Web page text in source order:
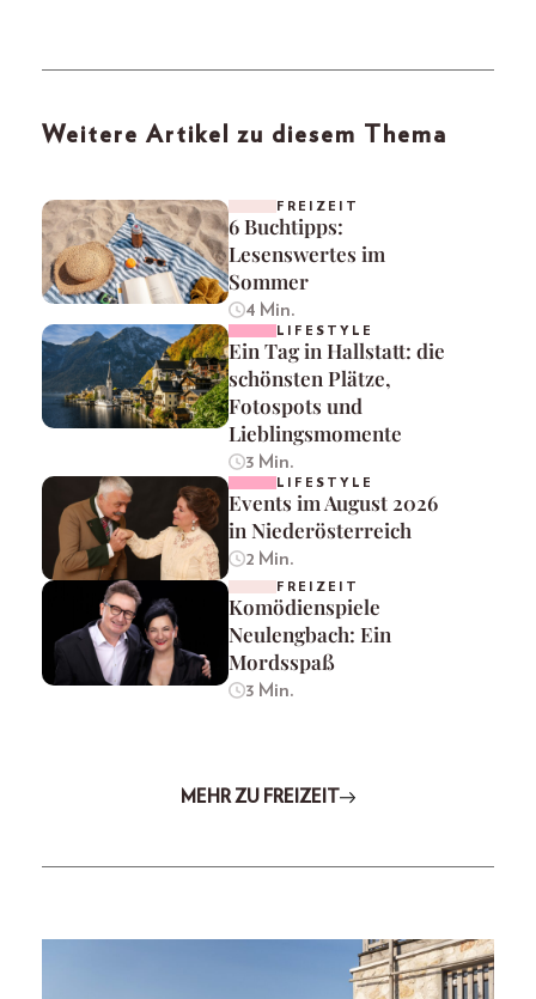
Weitere Artikel zu diesem Thema
FREIZEIT
6 Buchtipps:
Lesenswertes im
Sommer
4 Min.
LIFESTYLE
Ein Tag in Hallstatt: die
schönsten Plätze,
Fotospots und
Lieblingsmomente
3 Min.
LIFESTYLE
Events im August 2026
in Niederösterreich
2 Min.
FREIZEIT
Komödienspiele
Neulengbach: Ein
Mordsspaß
3 Min.
MEHR ZU FREIZEIT